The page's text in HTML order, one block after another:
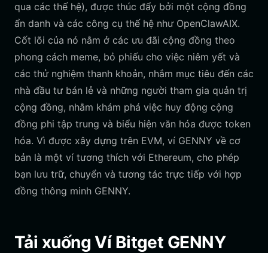
qua các thế hệ), được thúc đẩy bởi một cộng đồng
ẩn danh và các công cụ thế hệ như OpenClawAIX.
Cốt lõi của nó nằm ở các ưu đãi cộng đồng theo
phong cách meme, bỏ phiếu cho việc niêm yết và
các thử nghiệm thanh khoản, nhắm mục tiêu đến các
nhà đầu tư bán lẻ và những người tham gia quản trị
cộng đồng, nhằm khám phá việc huy động cộng
đồng phi tập trung và biểu hiện văn hóa được token
hóa. Vì được xây dựng trên EVM, ví GENNY về cơ
bản là một ví tương thích với Ethereum, cho phép
bạn lưu trữ, chuyển và tương tác trực tiếp với hợp
đồng thông minh GENNY.
Tải xuống Ví Bitget GENNY